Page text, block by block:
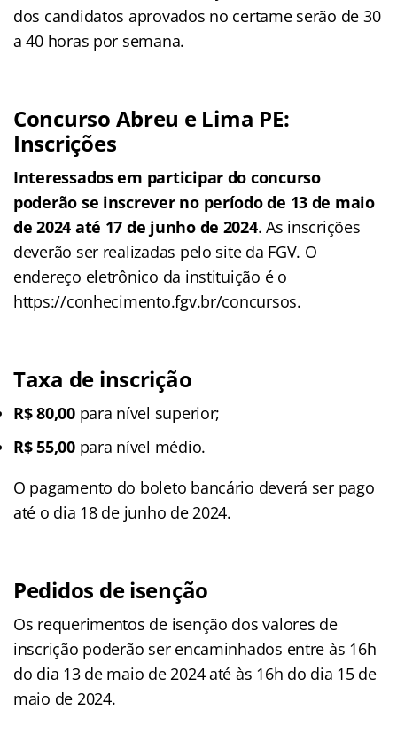
dos candidatos aprovados no certame serão de 30
a 40 horas por semana.
Concurso Abreu e Lima PE:
Inscrições
Interessados em participar do concurso
poderão se inscrever no período de 13 de maio
de 2024 até 17 de junho de 2024. As inscrições
deverão ser realizadas pelo site da FGV. O
endereço eletrônico da instituição é o
https://conhecimento.fgv.br/concursos.
Taxa de inscrição
R$ 80,00para nível superior;
R$ 55,00para nível médio.
O pagamento do boleto bancário deverá ser pago
até o dia 18 de junho de 2024.
Pedidos de isenção
Os requerimentos de isenção dos valores de
inscrição poderão ser encaminhados entre às 16h
do dia 13 de maio de 2024 até às 16h do dia 15 de
maio de 2024.